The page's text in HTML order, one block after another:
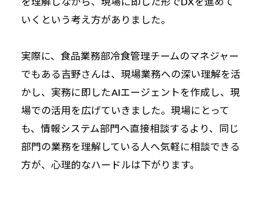
いくという考え方がありました。
実際に、食品業務部冷食管理チームのマネジャー
でもある吉野さんは、現場業務への深い理解を活
かし、実務に即したAIエージェントを作成し、現
場での活用を広げていきました。現場にとって
も、情報システム部門へ直接相談するより、同じ
部門の業務を理解している人へ気軽に相談できる
方が、心理的なハードルは下がります。